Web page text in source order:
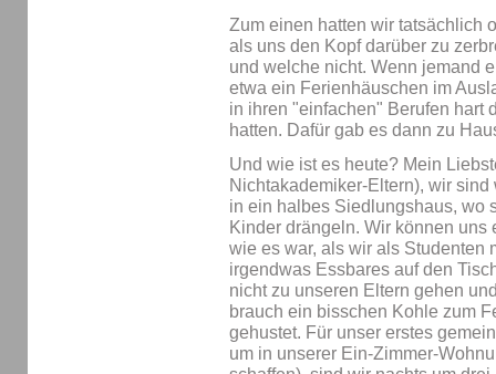
Zum einen hatten wir tatsächlich
als uns den Kopf darüber zu
und welche nicht. Wenn jemand
etwa ein Ferienhäuschen im
in ihren "einfachen" Berufen hart
hatten. Dafür gab es dann zu
Und wie ist es heute? Mein
Nichtakademiker-Eltern), wir
in ein halbes Siedlungshaus, wo
Kinder drängeln. Wir können
wie es war, als wir als Studenten
irgendwas Essbares auf den
nicht zu unseren Eltern gehen
brauch ein bisschen Kohle zum
gehustet. Für unser erstes
um in unserer Ein-Zimmer-